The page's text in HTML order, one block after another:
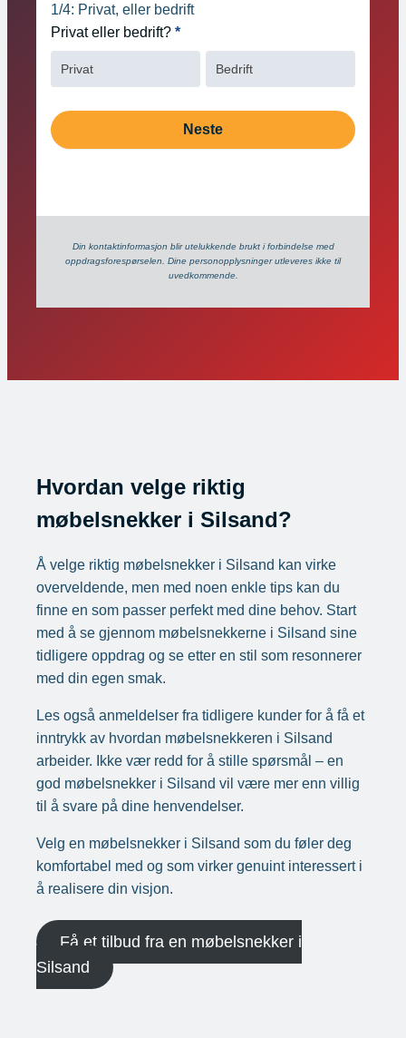
innhold
1/4: Privat, eller bedrift
Privat eller bedrift? *
Privat Bedrift
Neste
Din kontaktinformasjon blir utelukkende brukt i forbindelse med
oppdrags­forespørselen. Dine person­­opplysninger utleveres ikke til
uvedkommende.
Hvordan velge riktig
møbelsnekker i Silsand?
Å velge riktig møbelsnekker i Silsand kan virke
overveldende, men med noen enkle tips kan du
finne en som passer perfekt med dine behov. Start
med å se gjennom møbelsnekkerne i Silsand sine
tidligere oppdrag og se etter en stil som resonnerer
med din egen smak.
Les også anmeldelser fra tidligere kunder for å få et
inntrykk av hvordan møbelsnekkeren i Silsand
arbeider. Ikke vær redd for å stille spørsmål – en
god møbelsnekker i Silsand vil være mer enn villig
til å svare på dine henvendelser.
Velg en møbelsnekker i Silsand som du føler deg
komfortabel med og som virker genuint interessert i
å realisere din visjon.
Få et tilbud fra en møbelsnekker i
Silsand